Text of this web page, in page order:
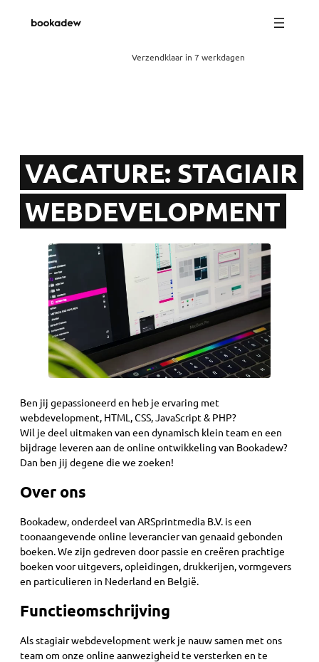
Verzendklaar in 7 werkdagen
VACATURE: STAGIAIR
WEBDEVELOPMENT
Ben jij gepassioneerd en heb je ervaring met
webdevelopment, HTML, CSS, JavaScript & PHP?
Wil je deel uitmaken van een dynamisch klein team en een
bijdrage leveren aan de online ontwikkeling van Bookadew?
Dan ben jij degene die we zoeken!
Over ons
Bookadew, onderdeel van ARSprintmedia B.V. is een
toonaangevende online leverancier van genaaid gebonden
boeken. We zijn gedreven door passie en creëren prachtige
boeken voor uitgevers, opleidingen, drukkerijen, vormgevers
en particulieren in Nederland en België.
Functieomschrijving
Als stagiair webdevelopment werk je nauw samen met ons
team om onze online aanwezigheid te versterken en te